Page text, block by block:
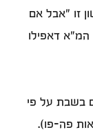
זו "אבל אם
המ"א דאפילו
בשבת על פי
פה-פו).